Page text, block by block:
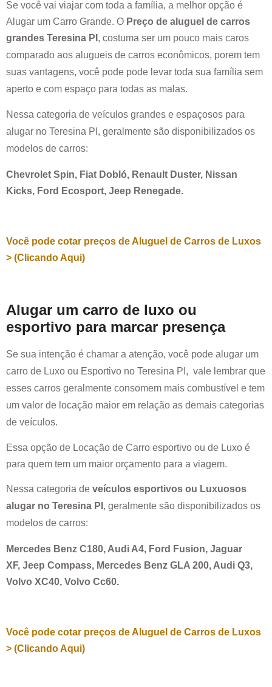
Se você vai viajar com toda a família, a melhor opção é
Alugar um Carro Grande. O Preço de aluguel de carros
grandes Teresina PI , costuma ser um pouco mais caros
comparado aos alugueis de carros econômicos, porem tem
suas vantagens, você pode pode levar toda sua família sem
aperto e com espaço para todas as malas.
Nessa categoria de veículos grandes e espaçosos para
alugar no Teresina PI , geralmente são disponibilizados os
modelos de carros:
Chevrolet Spin, Fiat Dobló, Renault Duster, Nissan
Kicks, Ford Ecosport, Jeep Renegade.
Você pode cotar preços de Aluguel de Carros de Luxos
> (Clicando Aqui)
Alugar um carro de luxo ou
esportivo para marcar presença
Se sua intenção é chamar a atenção, você pode alugar um
carro de Luxo ou Esportivo no Teresina PI , vale lembrar que
esses carros geralmente consomem mais combustível e tem
um valor de locação maior em relação as demais categorias
de veículos.
Essa opção de Locação de Carro esportivo ou de Luxo é
para quem tem um maior orçamento para a viagem.
Nessa categoria de veículos esportivos ou Luxuosos
alugar no Teresina PI , geralmente são disponibilizados os
modelos de carros:
Mercedes Benz C180, Audi A4, Ford Fusion, Jaguar
XF, Jeep Compass, Mercedes Benz GLA 200, Audi Q3,
Volvo XC40, Volvo Cc60.
Você pode cotar preços de Aluguel de Carros de Luxos
> (Clicando Aqui)